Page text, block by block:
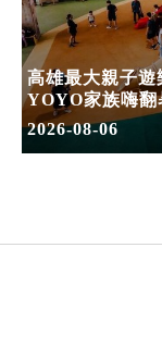
高雄最大親子遊
YOYO家族嗨翻
2026-08-06